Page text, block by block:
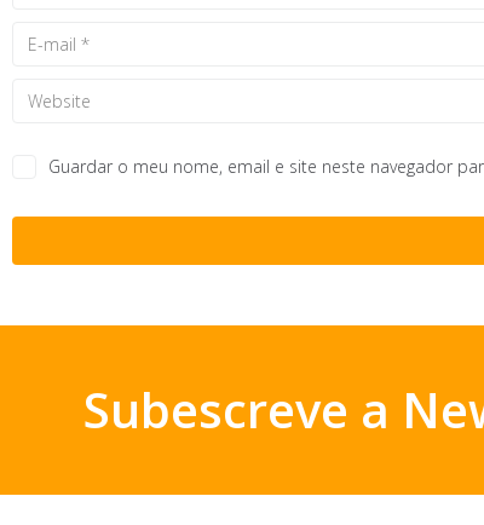
Guardar o meu nome, email e site neste navegador
Subescreve a